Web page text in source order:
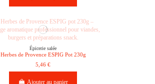
Épicerie salée
Herbes de Provence ESPIG Pot 230g
5,46 €
Ajouter au panier